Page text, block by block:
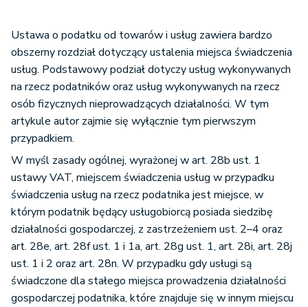
Ustawa o podatku od towarów i usług zawiera bardzo
obszerny rozdział dotyczący ustalenia miejsca świadczenia
usług. Podstawowy podział dotyczy usług wykonywanych
na rzecz podatników oraz usług wykonywanych na rzecz
osób fizycznych nieprowadzących działalności. W tym
artykule autor zajmie się wyłącznie tym pierwszym
przypadkiem.
W myśl zasady ogólnej, wyrażonej w art. 28b ust. 1
ustawy VAT, miejscem świadczenia usług w przypadku
świadczenia usług na rzecz podatnika jest miejsce, w
którym podatnik będący usługobiorcą posiada siedzibę
działalności gospodarczej, z zastrzeżeniem ust. 2–4 oraz
art. 28e, art. 28f ust. 1 i 1a, art. 28g ust. 1, art. 28i, art. 28j
ust. 1 i 2 oraz art. 28n. W przypadku gdy usługi są
świadczone dla stałego miejsca prowadzenia działalności
gospodarczej podatnika, które znajduje się w innym miejscu